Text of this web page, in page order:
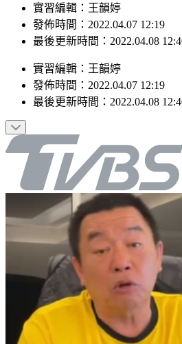
發佈時間：2022.04.07 12:19
最後更新時間：2022.04.08 12:40
發佈時間： 2022.04.07 12:19
最後更新時間：2022.04.08 12:40